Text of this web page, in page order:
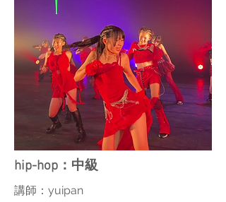
hip-hop：中級
講師：yuipan